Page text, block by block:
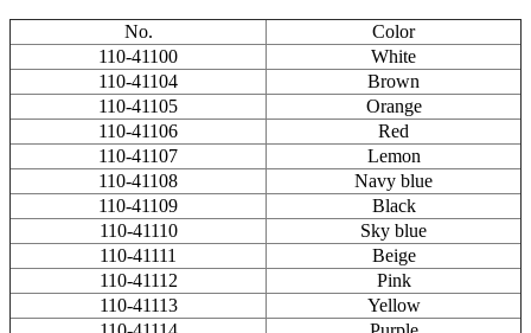
No.
Color
110-41100
White
110-41104
Brown
110-41105
Orange
110-41106
Red
110-41107
Lemon
110-41108
Navy blue
110-41109
Black
110-41110
Sky blue
110-41111
Beige
110-41112
Pink
110-41113
Yellow